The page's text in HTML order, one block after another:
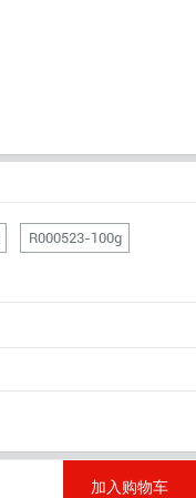
R000523-100g
加入购物车